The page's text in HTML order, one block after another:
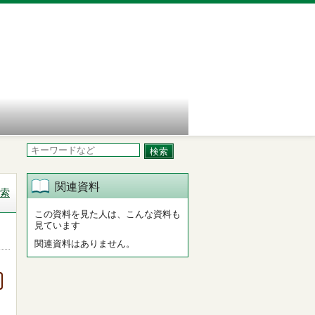
関連資料
この資料を見た人は、こんな資料も
見ています
関連資料はありません。